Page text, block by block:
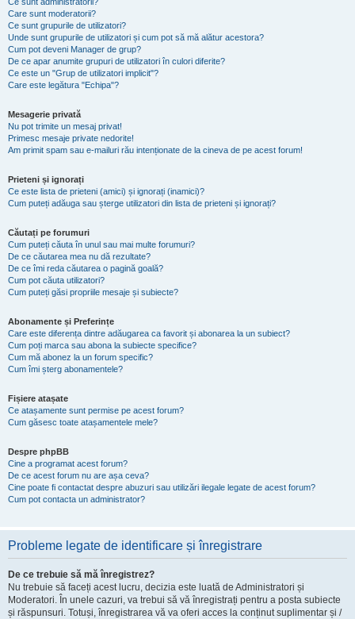
Care sunt moderatorii?
Ce sunt grupurile de utilizatori?
Unde sunt grupurile de utilizatori și cum pot să mă alătur acestora?
Cum pot deveni Manager de grup?
De ce apar anumite grupuri de utilizatori în culori diferite?
Ce este un "Grup de utilizatori implicit"?
Care este legătura "Echipa"?
Mesagerie privată
Nu pot trimite un mesaj privat!
Primesc mesaje private nedorite!
Am primit spam sau e-mailuri rău intenționate de la cineva de pe acest forum!
Prieteni și ignorați
Ce este lista de prieteni (amici) și ignorați (inamici)?
Cum puteți adăuga sau șterge utilizatori din lista de prieteni și ignorați?
Căutați pe forumuri
Cum puteți căuta în unul sau mai multe forumuri?
De ce căutarea mea nu dă rezultate?
De ce îmi reda căutarea o pagină goală?
Cum pot căuta utilizatori?
Cum puteți găsi propriile mesaje și subiecte?
Abonamente și Preferințe
Care este diferența dintre adăugarea ca favorit și abonarea la un subiect?
Cum poți marca sau abona la subiecte specifice?
Cum mă abonez la un forum specific?
Cum îmi șterg abonamentele?
Fișiere atașate
Ce atașamente sunt permise pe acest forum?
Cum găsesc toate atașamentele mele?
Despre phpBB
Cine a programat acest forum?
De ce acest forum nu are așa ceva?
Cine poate fi contactat despre abuzuri sau utilizări ilegale legate de acest forum?
Cum pot contacta un administrator?
Probleme legate de identificare și înregistrare
De ce trebuie să mă înregistrez?
Nu trebuie să faceți acest lucru, decizia este luată de Administratori și
Moderatori. În unele cazuri, va trebui să vă înregistrați pentru a posta subiecte
și răspunsuri. Totuși, înregistrarea vă va oferi acces la conținut suplimentar și /